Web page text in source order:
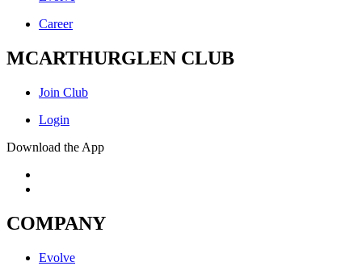
Career
MCARTHURGLEN CLUB
Join Club
Login
Download the App
COMPANY
Evolve